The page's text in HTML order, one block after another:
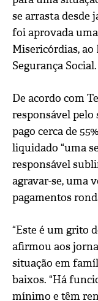
se arrasta desde
foi aprovada
Misericórdias,
Segurança Social.
De acordo com
responsável
pago cerca de
liquidado “uma
responsável
agravar-se, uma
pagamentos
“Este é um grito
afirmou aos
situação em
baixos. “Há
mínimo e têm